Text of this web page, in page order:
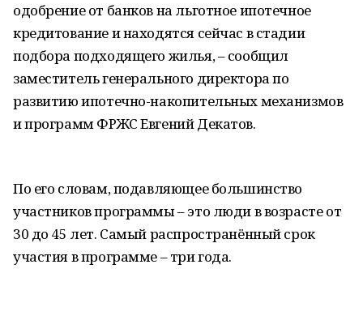
одобрение от банков на льготное ипотечное
кредитование и находятся сейчас в стадии
подбора подходящего жилья, – сообщил
заместитель генерального директора по
развитию ипотечно-накопительных механизмов
и программ ФРЖС Евгений Декатов.
По его словам, подавляющее большинство
участников программы – это люди в возрасте от
30 до 45 лет. Самый распространённый срок
участия в программе – три года.